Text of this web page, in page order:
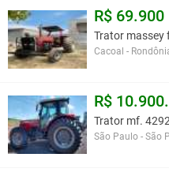
R$ 69.900
Trator massey
Cacoal -
R$
Trator mf. 4292
São Paulo - São